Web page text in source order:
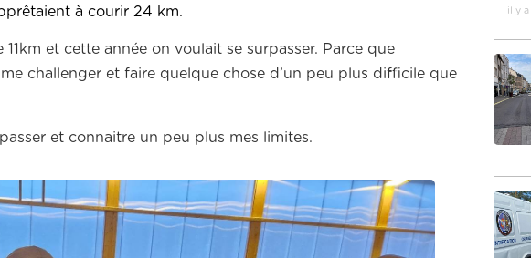
à courir 24 km.
et cette année on voulait se surpasser. Parce que
challenger et faire quelque chose d’un peu plus difficile que
et connaitre un peu plus mes limites.
il y a